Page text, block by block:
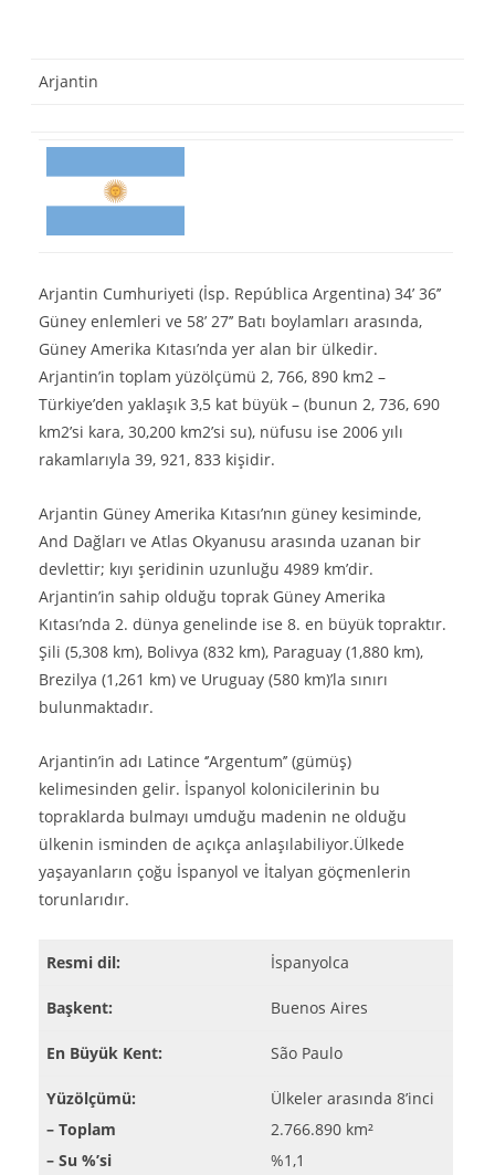
Arjantin
Arjantin Cumhuriyeti (İsp. República Argentina) 34’ 36’’
Güney enlemleri ve 58’ 27’’ Batı boylamları arasında,
Güney Amerika Kıtası’nda yer alan bir ülkedir.
Arjantin’in toplam yüzölçümü 2, 766, 890 km2 –
Türkiye’den yaklaşık 3,5 kat büyük – (bunun 2, 736, 690
km2’si kara, 30,200 km2’si su), nüfusu ise 2006 yılı
rakamlarıyla 39, 921, 833 kişidir.
Arjantin Güney Amerika Kıtası’nın güney kesiminde,
And Dağları ve Atlas Okyanusu arasında uzanan bir
devlettir; kıyı şeridinin uzunluğu 4989 km’dir.
Arjantin’in sahip olduğu toprak Güney Amerika
Kıtası’nda 2. dünya genelinde ise 8. en büyük topraktır.
Şili (5,308 km), Bolivya (832 km), Paraguay (1,880 km),
Brezilya (1,261 km) ve Uruguay (580 km)’la sınırı
bulunmaktadır.
Arjantin’in adı Latince ‘’Argentum’’ (gümüş)
kelimesinden gelir. İspanyol kolonicilerinin bu
topraklarda bulmayı umduğu madenin ne olduğu
ülkenin isminden de açıkça anlaşılabiliyor.Ülkede
yaşayanların çoğu İspanyol ve İtalyan göçmenlerin
torunlarıdır.
Resmi dil: İspanyolca
Başkent: Buenos Aires
En Büyük Kent: São Paulo
Yüzölçümü:
– Toplam
– Su %’si
Ülkeler arasında 8’inci
2.766.890 km²
%1,1